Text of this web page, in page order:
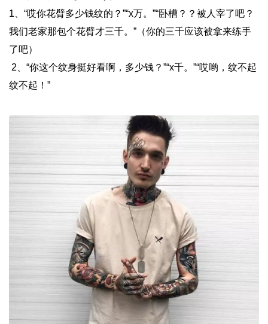
1、“哎你花臂多少钱纹的？”“x万。”“卧槽？？被人宰了吧？
我们老家那包个花臂才三千。”（你的三千应该被拿来练手
了吧）
2、“你这个纹身挺好看啊，多少钱？”“x千。”“哎哟，纹不起
纹不起！”